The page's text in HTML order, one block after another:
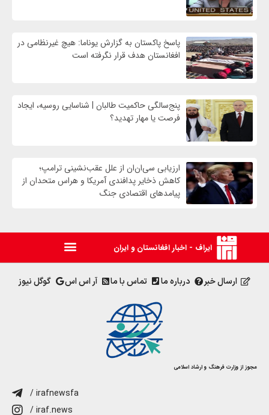
پاسخ پاکستان به گزارش یوناما: هیچ غیرنظامی در
افغانستان هدف قرار نگرفته است
پنج‌سالگی حاکمیت طالبان | شناسایی روسیه، ایجاد
فرصت‌ یا مهار تهدید؟
ارزیابی سی‌ان‌ان از علل عقب‌نشینی ترامپ؛
کاهش ذخایر پدافندی آمریکا و هراس متحدان از
پیامدهای اقتصادی جنگ
ایراف - اخبار افغانستان و ایران
ارسال خبر درباره ما تماس با ما آر اس اس گوگل نیوز
مجوز از وزارت فرهنگ و ارشاد اسلامی
/ irafnewsfa
/ iraf.news